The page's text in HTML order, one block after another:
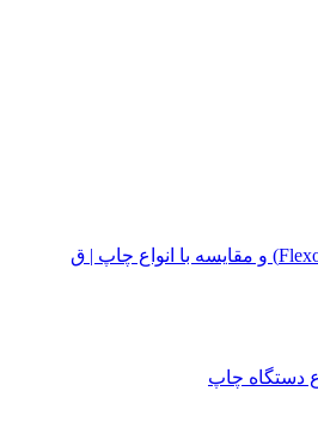
دستگاه چاپ